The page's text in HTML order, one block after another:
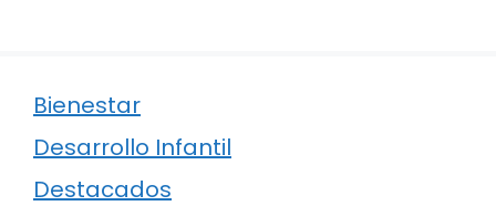
Bienestar
Desarrollo Infantil
Destacados